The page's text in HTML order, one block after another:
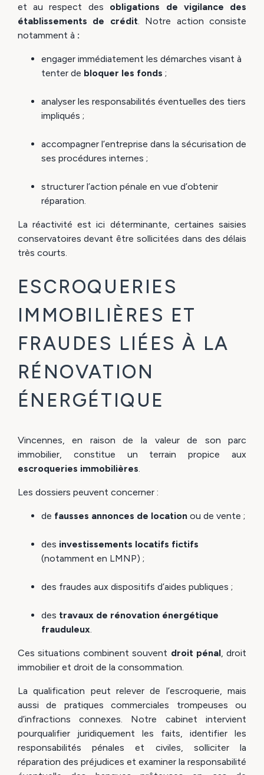
et au respect des obligations de vigilance des
établissements de crédit . Notre action consiste
notamment à :
engager immédiatement les démarches visant à
tenter de bloquer les fonds ;
analyser les responsabilités éventuelles des tiers
impliqués ;
accompagner l’entreprise dans la sécurisation de
ses procédures internes ;
structurer l’action pénale en vue d’obtenir
réparation.
La réactivité est ici déterminante, certaines saisies
conservatoires devant être sollicitées dans des délais
très courts.
ESCROQUERIES
IMMOBILIÈRES ET
FRAUDES LIÉES À LA
RÉNOVATION
ÉNERGÉTIQUE
Vincennes, en raison de la valeur de son parc
immobilier, constitue un terrain propice aux
escroqueries immobilières.
Les dossiers peuvent concerner :
de fausses annonces de locationou de vente ;
des investissements locatifs fictifs
(notamment en LMNP) ;
des fraudes aux dispositifs d’aides publiques ;
des travaux de rénovation énergétique
frauduleux.
Ces situations combinent souvent droit pénal, droit
immobilier et droit de la consommation.
La qualification peut relever de l’escroquerie, mais
aussi de pratiques commerciales trompeuses ou
d’infractions connexes. Notre cabinet intervient
pourqualifier juridiquement les faits, identifier les
responsabilités pénales et civiles, solliciter la
réparation des préjudices et examiner la responsabilité